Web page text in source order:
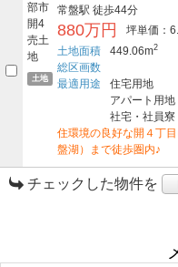
土地
常盤駅 徒歩44分
880万円
坪単価：
土地面積
449.06m2
総区画数
最適用途
住宅用地
アパート用地
社宅・社員寮
住環境の良好な開４丁
盤湖）まで徒歩圏内♪
チェックした物件を